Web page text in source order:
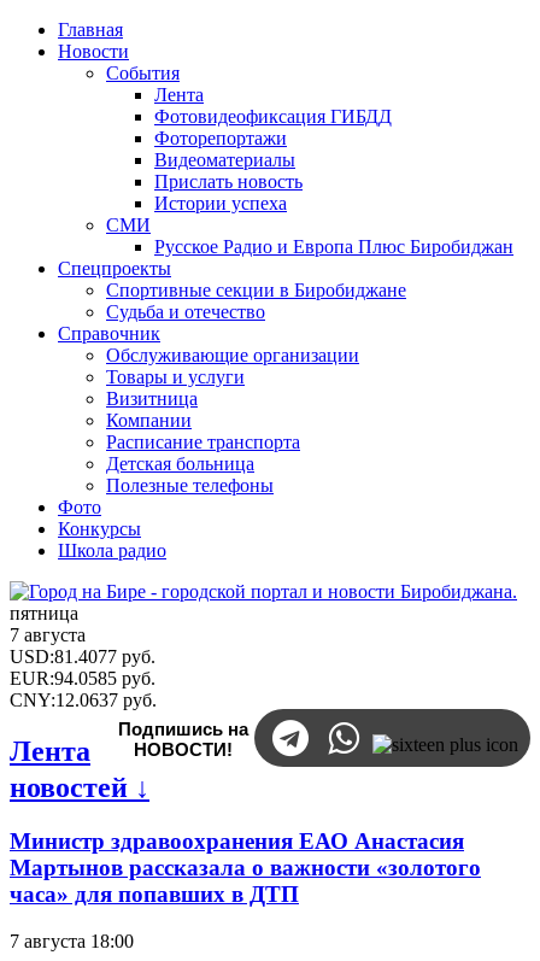
Главная
Новости
События
Лента
Фотовидеофиксация ГИБДД
Фоторепортажи
Видеоматериалы
Прислать новость
Истории успеха
СМИ
Русское Радио и Европа Плюс Биробиджан
Спецпроекты
Спортивные секции в Биробиджане
Судьба и отечество
Справочник
Обслуживающие организации
Товары и услуги
Визитница
Компании
Расписание транспорта
Детская больница
Полезные телефоны
Фото
Конкурсы
Школа радио
пятница
7 августа
USD:81.4077 руб.
EUR:94.0585 руб.
CNY:12.0637 руб.
Подпишись на
НОВОСТИ!
Лента
новостей ↓
Министр здравоохранения ЕАО Анастасия
Мартынов рассказала о важности «золотого
часа» для попавших в ДТП
7 августа 18:00